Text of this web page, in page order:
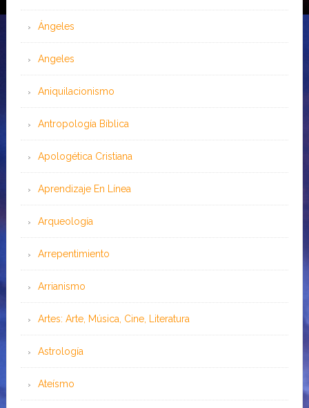
Ángeles
Angeles
Aniquilacionismo
Antropología Bíblica
Apologética Cristiana
Aprendizaje En Línea
Arqueología
Arrepentimiento
Arrianismo
Artes: Arte, Música, Cine, Literatura
Astrología
Ateísmo